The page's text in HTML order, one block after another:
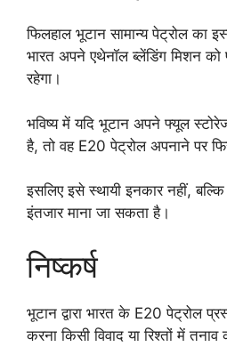
फिलहाल भूटान सामान्य पेट्रोल का
भारत अपने एथेनॉल ब्लेंडिंग मिशन
रहेगा।
भविष्य में यदि भूटान अपने फ्यूल
है, तो वह E20 पेट्रोल अपनाने पर
इसलिए इसे स्थायी इनकार नहीं,
इंतजार माना जा सकता है।
निष्कर्ष
भूटान द्वारा भारत के E20 पेट्रोल
करना किसी विवाद या रिश्तों में